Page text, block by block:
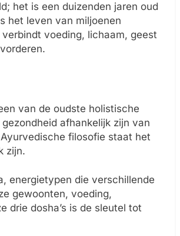
het is een duizenden jaren oud
het leven van miljoenen
voeding, lichaam, geest
van de oudste holistische
afhankelijk zijn van
filosofie staat het
zijn.
energietypen die verschillende
gewoonten, voeding,
drie dosha’s is de sleutel tot